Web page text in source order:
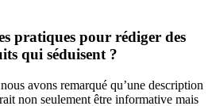
pratiques pour rédiger des
qui séduisent ?
avons remarqué qu’une description
non seulement être informative mais